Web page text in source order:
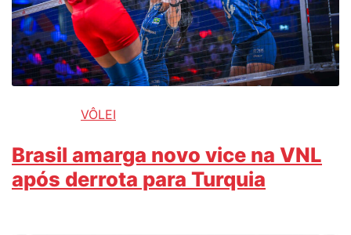
VÔLEI
Brasil amarga novo vice na VNL
após derrota para Turquia